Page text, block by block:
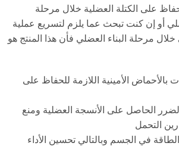
على الكتلة العضلية خلال مرحلة
أو إن كنت تبحث عما يلزم لتسريع عملية
خلال مرحلة البناء العضلي فأن هذا المنتج هو
بالأحماض الأمينية اللازمة للحفاظ على
الحاصل على الأنسجة العضلية ومنع
التحمل
في الجسم وبالتالي تحسين الأداء